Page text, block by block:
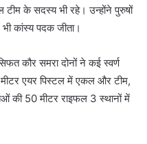
टीम के सदस्य भी रहे। उन्होंने पुरुषों
कांस्य पदक जीता।
कौर समरा दोनों ने कई स्वर्ण
एयर पिस्टल में एकल और टीम,
की 50 मीटर राइफल 3 स्थानों में